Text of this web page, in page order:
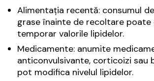
Alimentația recentă: consumul
grase înainte de recoltare
temporar valorile lipidelor.
Medicamente: anumite
anticonvulsivante, corticoizi sau
pot modifica nivelul lipidelor.